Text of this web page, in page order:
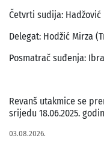
Četvrti sudija:
Delegat: Hodžić Mirza
Posmatrač suđenja:
Revanš utakmice se
srijedu 18.06.2025.
03.08.2026.